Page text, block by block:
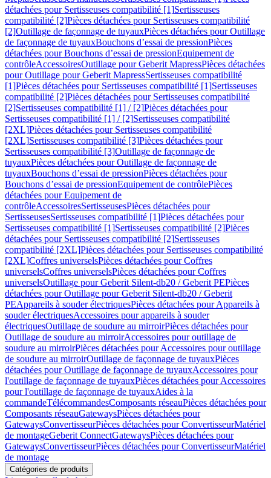
détachées pour Sertisseuses compatibilité [1]Sertisseuses
compatibilité [2]Pièces détachées pour Sertisseuses compatibilité
[2]Outillage de façonnage de tuyauxPièces détachées pour Outillage
de façonnage de tuyauxBouchons d’essai de pressionPièces
détachées pour Bouchons d’essai de pressionEquipement de
contrôleAccessoiresOutillage pour Geberit MapressPièces détachées
pour Outillage pour Geberit MapressSertisseuses compatibilité
[1]Pièces détachées pour Sertisseuses compatibilité [1]Sertisseuses
compatibilité [2]Pièces détachées pour Sertisseuses compatibilité
[2]Sertisseuses compatibilité [1] / [2]Pièces détachées pour
Sertisseuses compatibilité [1] / [2]Sertisseuses compatibilité
[2XL]Pièces détachées pour Sertisseuses compatibilité
[2XL]Sertisseuses compatibilité [3]Pièces détachées pour
Sertisseuses compatibilité [3]Outillage de façonnage de
tuyauxPièces détachées pour Outillage de façonnage de
tuyauxBouchons d’essai de pressionPièces détachées pour
Bouchons d’essai de pressionEquipement de contrôlePièces
détachées pour Equipement de
contrôleAccessoiresSertisseusesPièces détachées pour
SertisseusesSertisseuses compatibilité [1]Pièces détachées pour
Sertisseuses compatibilité [1]Sertisseuses compatibilité [2]Pièces
détachées pour Sertisseuses compatibilité [2]Sertisseuses
compatibilité [2XL]Pièces détachées pour Sertisseuses compatibilité
[2XL]Coffres universelsPièces détachées pour Coffres
universelsCoffres universelsPièces détachées pour Coffres
universelsOutillage pour Geberit Silent-db20 / Geberit PEPièces
détachées pour Outillage pour Geberit Silent-db20 / Geberit
PEAppareils à souder électriquesPièces détachées pour Appareils à
souder électriquesAccessoires pour appareils à souder
électriquesOutillage de soudure au mirroirPièces détachées pour
Outillage de soudure au mirroirAccessoires pour outillage de
soudure au mirroirPièces détachées pour Accessoires pour outillage
de soudure au mirroirOutillage de façonnage de tuyauxPièces
détachées pour Outillage de façonnage de tuyauxAccessoires pour
l'outillage de façonnage de tuyauxPièces détachées pour Accessoires
pour l'outillage de façonnage de tuyauxAides à la
commandeTélécommandesComposants réseauPièces détachées pour
Composants réseauGatewaysPièces détachées pour
GatewaysConvertisseurPièces détachées pour ConvertisseurMatériel
de montageGeberit ConnectGatewaysPièces détachées pour
GatewaysConvertisseurPièces détachées pour ConvertisseurMatériel
de montage
Catégories de produits